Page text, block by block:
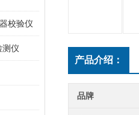
校验仪
测仪
产品介绍：
品牌